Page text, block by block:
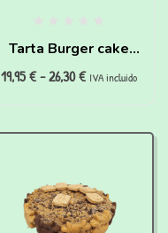
Tarta Burger cake
para perros
19,95€-26,30€ IVA incluido